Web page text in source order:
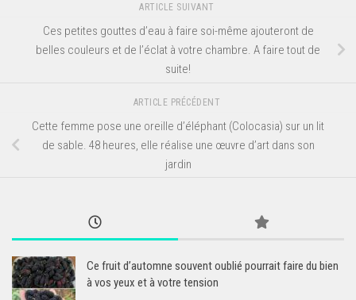
ARTICLE SUIVANT
Ces petites gouttes d’eau à faire soi-même ajouteront de
belles couleurs et de l’éclat à votre chambre. A faire tout de
suite!
ARTICLE PRÉCÉDENT
Cette femme pose une oreille d’éléphant (Colocasia) sur un lit
de sable. 48 heures, elle réalise une œuvre d’art dans son
jardin
Ce fruit d’automne souvent oublié pourrait faire du bien
à vos yeux et à votre tension